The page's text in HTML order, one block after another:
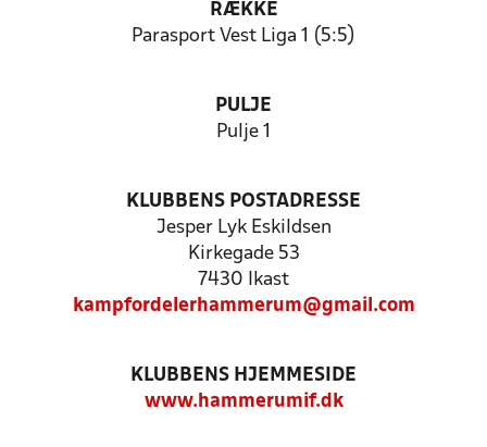
RÆKKE
Parasport Vest Liga 1 (5:5)
PULJE
Pulje 1
KLUBBENS POSTADRESSE
Jesper Lyk Eskildsen
Kirkegade 53
7430 Ikast
kampfordelerhammerum@gmail.com
KLUBBENS HJEMMESIDE
www.hammerumif.dk